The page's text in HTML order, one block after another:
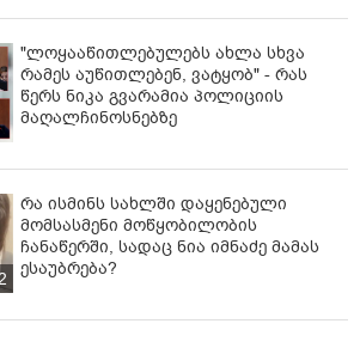
"ლოყააწითლებულებს ახლა სხვა
რამეს აუწითლებენ, ვატყობ" - რას
წერს ნიკა გვარამია პოლიციის
მაღალჩინოსნებზე
რა ისმინს სახლში დაყენებული
მომსასმენი მოწყობილობის
ჩანაწერში, სადაც ნია იმნაძე მამას
ესაუბრება?